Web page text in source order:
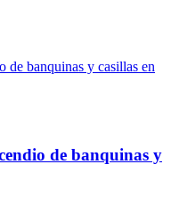
de banquinas y